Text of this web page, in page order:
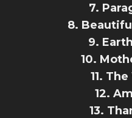
7.
8.
9.
10.
11.
12.
13.